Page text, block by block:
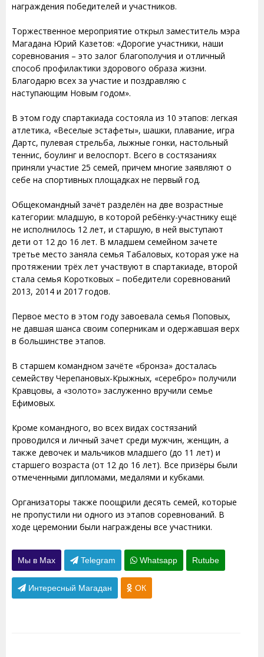
награждения победителей и участников.
Торжественное мероприятие открыл заместитель мэра
Магадана Юрий Казетов: «Дорогие участники, наши
соревнования – это залог благополучия и отличный
способ профилактики здорового образа жизни.
Благодарю всех за участие и поздравляю с
наступающим Новым годом».
В этом году спартакиада состояла из 10 этапов: легкая
атлетика, «Веселые эстафеты», шашки, плавание, игра
Дартс, пулевая стрельба, лыжные гонки, настольный
теннис, боулинг и велоспорт. Всего в состязаниях
приняли участие 25 семей, причем многие заявляют о
себе на спортивных площадках не первый год.
Общекомандный зачёт разделён на две возрастные
категории: младшую, в которой ребёнку-участнику ещё
не исполнилось 12 лет, и старшую, в ней выступают
дети от 12 до 16 лет. В младшем семейном зачете
третье место заняла семья Табаловых, которая уже на
протяжении трёх лет участвуют в спартакиаде, второй
стала семья Коротковых – победители соревнований
2013, 2014 и 2017 годов.
Первое место в этом году завоевала семья Поповых,
не давшая шанса своим соперникам и одержавшая верх
в большинстве этапов.
В старшем командном зачёте «бронза» досталась
семейству Черепановых-Крыжных, «серебро» получили
Кравцовы, а «золото» заслуженно вручили семье
Ефимовых.
Кроме командного, во всех видах состязаний
проводился и личный зачет среди мужчин, женщин, а
также девочек и мальчиков младшего (до 11 лет) и
старшего возраста (от 12 до 16 лет). Все призёры были
отмеченными дипломами, медалями и кубками.
Организаторы также поощрили десять семей, которые
не пропустили ни одного из этапов соревнований. В
ходе церемонии были награждены все участники.
Мы в Max Telegram Whatsapp Rutube
Интересный Магадан ОК